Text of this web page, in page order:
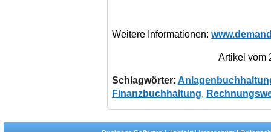
Weitere Informationen:
Artikel vom
Schlagwörter:
Finanzbuchhaltung,